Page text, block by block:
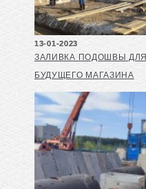
13-01-2023
ЗАЛИВКА ПОДОШВЫ ДЛЯ
БУДУЩЕГО МАГАЗИНА